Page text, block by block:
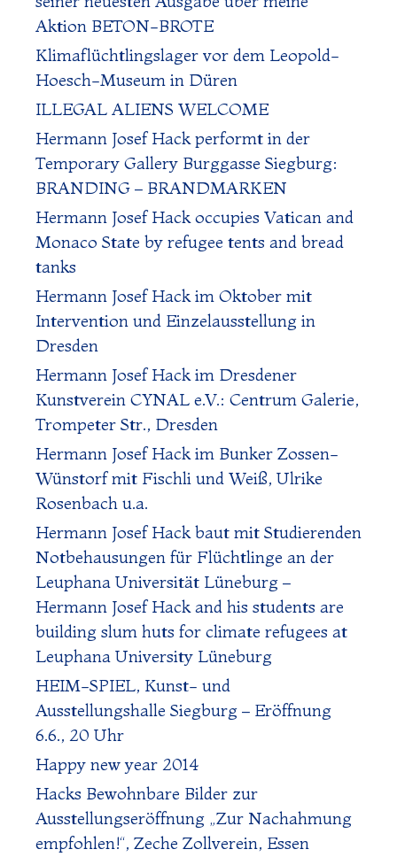
Aktion BETON-BROTE
Klimaflüchtlingslager vor dem Leopold-
Hoesch-Museum in Düren
ILLEGAL ALIENS WELCOME
Hermann Josef Hack performt in der
Temporary Gallery Burggasse Siegburg:
BRANDING – BRANDMARKEN
Hermann Josef Hack occupies Vatican and
Monaco State by refugee tents and bread
tanks
Hermann Josef Hack im Oktober mit
Intervention und Einzelausstellung in
Dresden
Hermann Josef Hack im Dresdener
Kunstverein CYNAL e.V.: Centrum Galerie,
Trompeter Str., Dresden
Hermann Josef Hack im Bunker Zossen-
Wünstorf mit Fischli und Weiß, Ulrike
Rosenbach u.a.
Hermann Josef Hack baut mit Studierenden
Notbehausungen für Flüchtlinge an der
Leuphana Universität Lüneburg –
Hermann Josef Hack and his students are
building slum huts for climate refugees at
Leuphana University Lüneburg
HEIM-SPIEL, Kunst- und
Ausstellungshalle Siegburg – Eröffnung
6.6., 20 Uhr
Happy new year 2014
Hacks Bewohnbare Bilder zur
Ausstellungseröffnung „Zur Nachahmung
empfohlen!“, Zeche Zollverein, Essen